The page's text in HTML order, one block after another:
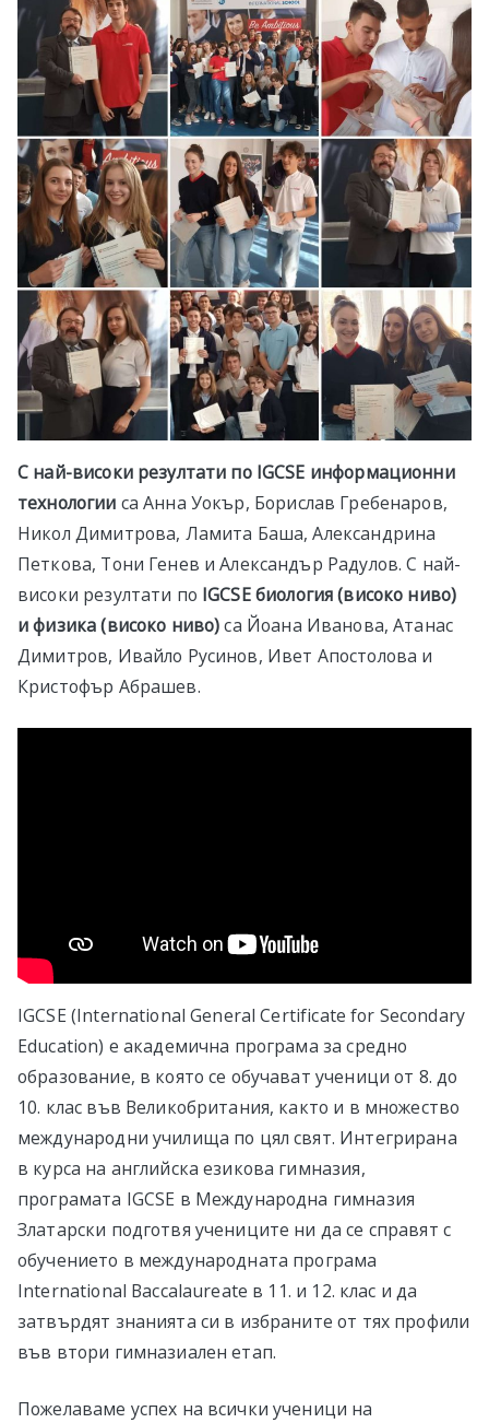
С най-високи резултати по IGCSE информационни
технологии са Анна Уокър, Борислав Гребенаров,
Никол Димитрова, Ламита Баша, Александрина
Петкова, Тони Генев и Александър Радулов. С най-
високи резултати по IGCSE биология (високо ниво)
и физика (високо ниво)са Йоана Иванова, Атанас
Димитров, Ивайло Русинов, Ивет Апостолова и
Кристофър Абрашев.
IGCSE (International General Certificate for Secondary
Education) e академична програма за средно
образование, в която се обучават ученици от 8. до
10. клас във Великобритания, както и в множество
международни училища по цял свят. Интегрирана
в курса на английска езикова гимназия,
програмата IGCSE в Международна гимназия
Златарски подготвя учениците ни да се справят с
обучението в международната програма
International Baccalaureate в 11. и 12. клас и да
затвърдят знанията си в избраните от тях профили
във втори гимназиален етап.
Пожелаваме успех на всички ученици на